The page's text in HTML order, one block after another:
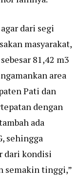
dari segi
masyarakat,
81,42 m3
area
Pati dan
dengan
ada
sehingga
dari kondisi
semakin tinggi,”